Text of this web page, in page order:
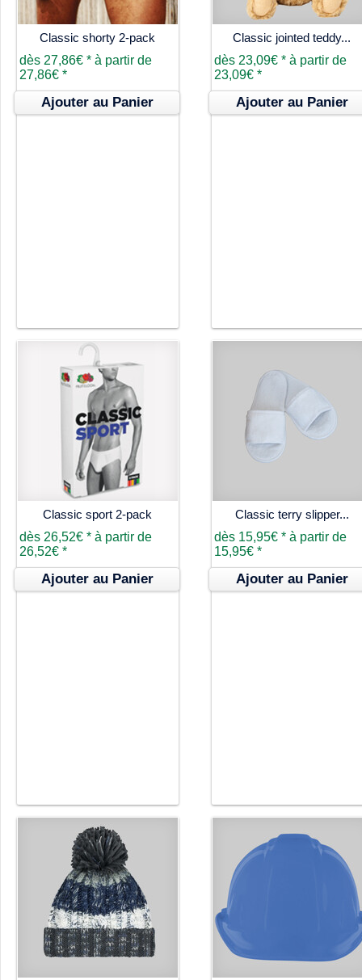
Classic shorty 2-pack
dès 27,86€ * à partir de
27,86€ *
Ajouter au Panier
Classic jointed teddy...
dès 23,09€ * à partir de
23,09€ *
Ajouter au Panier
Classic sport 2-pack
dès 26,52€ * à partir de
26,52€ *
Ajouter au Panier
Classic terry slipper...
dès 15,95€ * à partir de
15,95€ *
Ajouter au Panier